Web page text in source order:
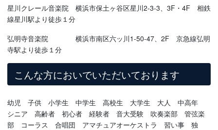
星川クレール音楽院 横浜市保土ヶ谷区星川2-3-3、3F・4F 相鉄
線星川駅より徒歩１分
弘明寺音楽院 横浜市南区六ッ川1-50-47、2F 京急線弘明
寺駅より徒歩１分
こんな方においでいただいております
幼児 子供 小学生 中学生 高校生 大学生 大人 中高年
シニア 高齢者 初心者 経験者 音大受験 吹奏楽部 管弦楽
部 コーラス 合唱団 アマチュアオーケストラ 習い事 独